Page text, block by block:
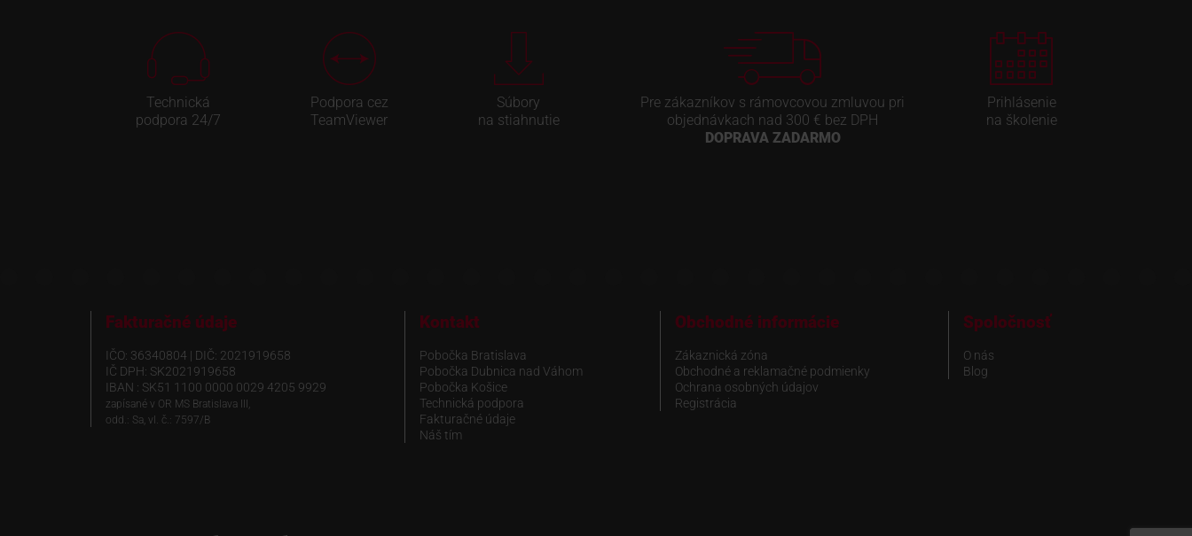
Technická
podpora 24/7
Podpora cez
TeamViewer
Súbory
na stiahnutie
Pre zákazníkov s rámovcovou zmluvou pri
objednávkach nad 300 € bez DPH
DOPRAVA ZADARMO
Prihlásenie
na školenie
Fakturačné údaje
IČO: 36340804 | DIČ: 2021919658
IČ DPH: SK2021919658
IBAN : SK51 1100 0000 0029 4205 9929
zapísané v OR MS Bratislava III,
odd.: Sa, vl. č.: 7597/B
Kontakt
Pobočka Bratislava
Pobočka Dubnica nad Váhom
Pobočka Košice
Technická podpora
Fakturačné údaje
Náš tím
Obchodné informácie
Zákaznická zóna
Obchodné a reklamačné podmienky
Ochrana osobných údajov
Registrácia
Spoločnosť
O nás
Blog